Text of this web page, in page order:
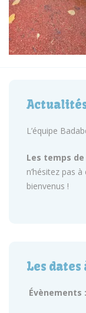
L’équipe
Les temps
n’hésitez pas
bienvenus !
Les
Évènements :